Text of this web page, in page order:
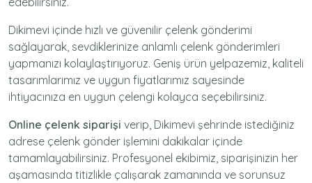
Dikimevi içinde hızlı ve güvenilir çelenk gönderimi
sağlayarak, sevdiklerinize anlamlı çelenk gönderimleri
yapmanızı kolaylaştırıyoruz. Geniş ürün yelpazemiz, kaliteli
tasarımlarımız ve uygun fiyatlarımız sayesinde
ihtiyacınıza en uygun çelengi kolayca seçebilirsiniz.
Online çelenk siparişi verip, Dikimevi şehrinde istediğiniz
adrese çelenk gönder işlemini dakikalar içinde
tamamlayabilirsiniz. Profesyonel ekibimiz, siparişinizin her
aşamasında titizlikle çalışarak zamanında ve sorunsuz